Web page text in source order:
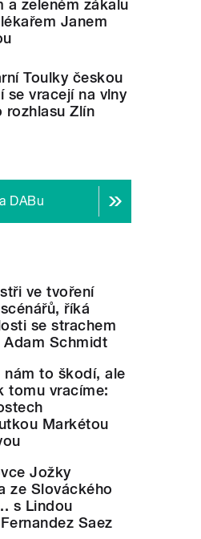
a zeleném zákalu
Janem
Toulky českou
se vracejí na vlny
rozhlasu Zlín
DABu
ve tvoření
říká
se strachem
Adam Schmidt
nám to škodí, ale
tomu vracíme:
Markétou
Jožky
ze Slováckého
s Lindou
Saez